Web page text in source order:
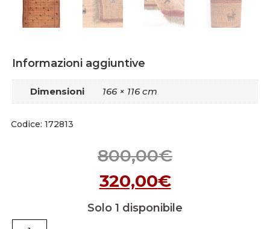
Informazioni aggiuntive
Dimensioni 166 × 116 cm
Codice: 172813
800,00€
320,00€
Solo 1 disponibile